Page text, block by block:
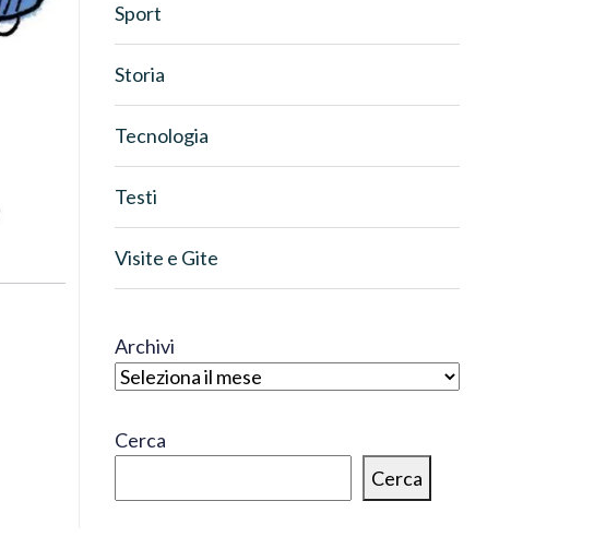
Sport
Storia
Tecnologia
Testi
Visite e Gite
Archivi
Cerca
Cerca